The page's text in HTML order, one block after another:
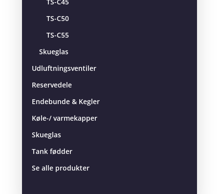
TS-C50
TS-C55
Skueglas
Udluftningsventiler
Reservedele
Endebunde & Kegler
Køle-/ varmekapper
Skueglas
Tank fødder
Se alle produkter